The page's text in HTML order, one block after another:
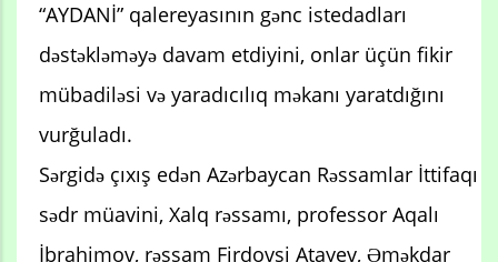
“AYDANİ” qalereyasının gənc istedadları
dəstəkləməyə davam etdiyini, onlar üçün fikir
mübadiləsi və yaradıcılıq məkanı yaratdığını
vurğuladı.
Sərgidə çıxış edən Azərbaycan Rəssamlar İttifaqı
sədr müavini, Xalq rəssamı, professor Aqalı
İbrahimov, rəssam Firdovsi Atayev, Əməkdar